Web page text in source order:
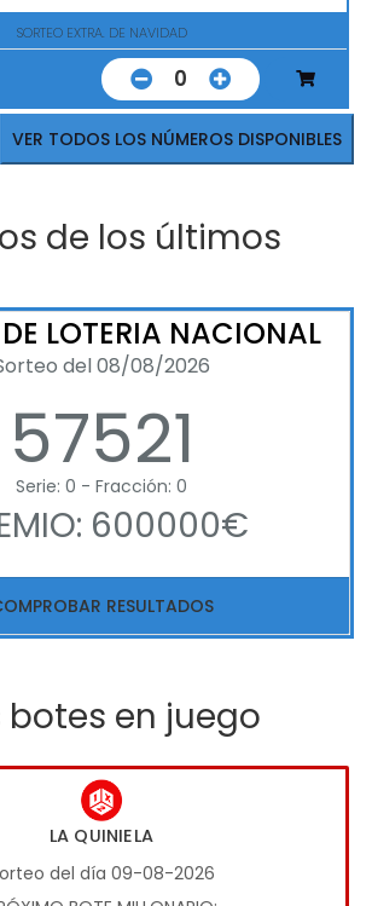
SORTEO EXTRA. DE NAVIDAD
0
VER TODOS LOS NÚMEROS DISPONIBLES
de los últimos
LOTERIA NACIONAL
del 08/08/2026
57521
Serie: 0 - Fracción: 0
600000€
RESULTADOS
botes en juego
LA QUINIELA
del día 09-08-2026